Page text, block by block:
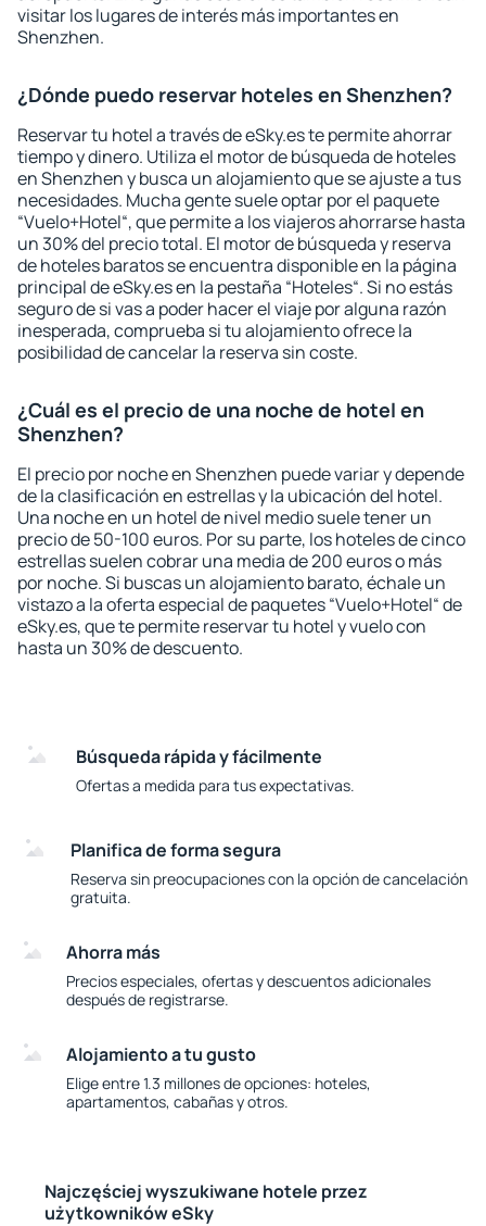
visitar los lugares de interés más importantes en
Shenzhen.
¿Dónde puedo reservar hoteles en Shenzhen?
Reservar tu hotel a través de eSky.es te permite ahorrar
tiempo y dinero. Utiliza el motor de búsqueda de hoteles
en Shenzhen y busca un alojamiento que se ajuste a tus
necesidades. Mucha gente suele optar por el paquete
“Vuelo+Hotel“, que permite a los viajeros ahorrarse hasta
un 30% del precio total. El motor de búsqueda y reserva
de hoteles baratos se encuentra disponible en la página
principal de eSky.es en la pestaña “Hoteles“. Si no estás
seguro de si vas a poder hacer el viaje por alguna razón
inesperada, comprueba si tu alojamiento ofrece la
posibilidad de cancelar la reserva sin coste.
¿Cuál es el precio de una noche de hotel en
Shenzhen?
El precio por noche en Shenzhen puede variar y depende
de la clasificación en estrellas y la ubicación del hotel.
Una noche en un hotel de nivel medio suele tener un
precio de 50-100 euros. Por su parte, los hoteles de cinco
estrellas suelen cobrar una media de 200 euros o más
por noche. Si buscas un alojamiento barato, échale un
vistazo a la oferta especial de paquetes “Vuelo+Hotel“ de
eSky.es, que te permite reservar tu hotel y vuelo con
hasta un 30% de descuento.
Búsqueda rápida y fácilmente
Ofertas a medida para tus expectativas.
Planifica de forma segura
Reserva sin preocupaciones con la opción de cancelación
gratuita.
Ahorra más
Precios especiales, ofertas y descuentos adicionales
después de registrarse.
Alojamiento a tu gusto
Elige entre 1.3 millones de opciones: hoteles,
apartamentos, cabañas y otros.
Najczęściej wyszukiwane hotele przez
użytkowników eSky